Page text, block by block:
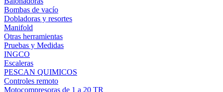
Bombas de vacío
Dobladoras y resortes
Manifold
Otras herramientas
Pruebas y Medidas
INGCO
Escaleras
PESCAN QUIMICOS
Controles remoto
Motocompresoras de 1 a 20 TR